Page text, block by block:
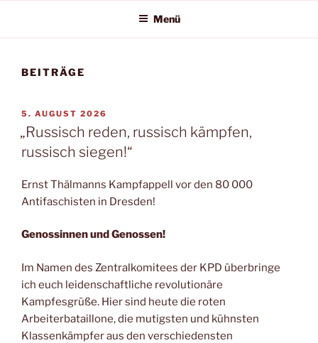
Menü
BEITRÄGE
5. AUGUST 2026
„Russisch reden, russisch kämpfen,
russisch siegen!“
Ernst Thälmanns Kampfappell vor den 80 000
Antifaschisten in Dresden!
Genossinnen und Genossen!
Im Namen des Zentralkomitees der KPD überbringe
ich euch leidenschaftliche revolutionäre
Kampfesgrüße. Hier sind heute die roten
Arbeiterbataillone, die mutigsten und kühnsten
Klassenkämpfer aus den verschiedensten